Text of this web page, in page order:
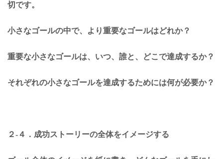
切です。
小さなゴールの中で、より重要なゴールはどれか？
重要な小さなゴールは、いつ、誰と、どこで達成するか？
それぞれの小さなゴールを達成するためには何が必要か？
２-４．成功ストーリーの全体をイメージする